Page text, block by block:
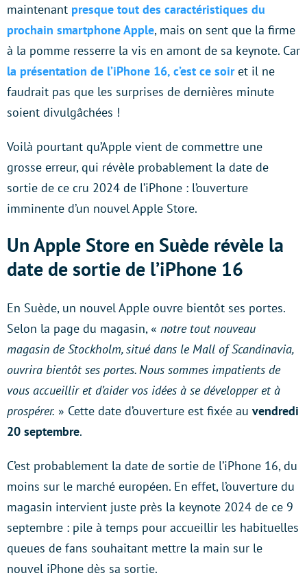
maintenant presque tout des caractéristiques du
prochain smartphone Apple, mais on sent que la firme
à la pomme resserre la vis en amont de sa keynote. Car
la présentation de l’iPhone 16, c’est ce soiret il ne
faudrait pas que les surprises de dernières minute
soient divulgâchées !
Voilà pourtant qu’Apple vient de commettre une
grosse erreur, qui révèle probablement la date de
sortie de ce cru 2024 de l’iPhone : l’ouverture
imminente d’un nouvel Apple Store.
Un Apple Store en Suède révèle la
date de sortie de l’iPhone 16
En Suède, un nouvel Apple ouvre bientôt ses portes.
Selon la page du magasin, « notre tout nouveau
magasin de Stockholm, situé dans le Mall of Scandinavia,
ouvrira bientôt ses portes. Nous sommes impatients de
vous accueillir et d’aider vos idées à se développer et à
prospérer. » Cette date d’ouverture est fixée au vendredi
20 septembre.
C’est probablement la date de sortie de l’iPhone 16, du
moins sur le marché européen. En effet, l’ouverture du
magasin intervient juste près la keynote 2024 de ce 9
septembre : pile à temps pour accueillir les habituelles
queues de fans souhaitant mettre la main sur le
nouvel iPhone dès sa sortie.